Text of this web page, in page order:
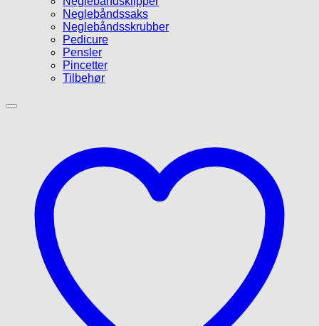
Neglebåndssaks
Neglebåndsskrubber
Pedicure
Pensler
Pincetter
Tilbehør